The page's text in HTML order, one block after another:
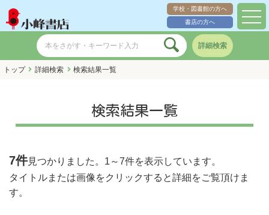
学校・図書館の方へ
書店の方へ
詳細検索
トップ 詳細検索 検索結果一覧
検索結果一覧
7件見つかりました。 1～7件を表示しています。
タイトルまたは画像をクリックすると詳細をご覧頂けま
す。